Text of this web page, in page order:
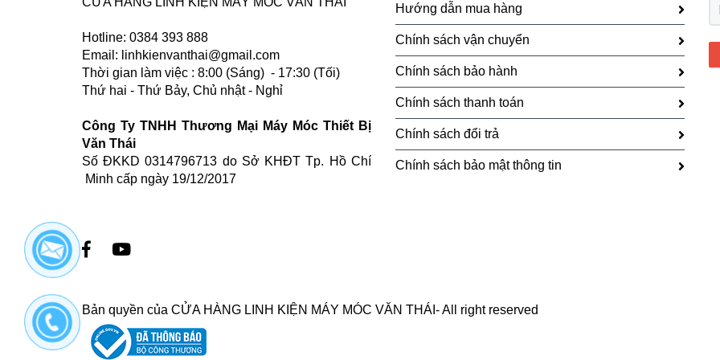
Hotline: 0384 393 888
Email: linhkienvanthai@gmail.com
Thời gian làm việc : 8:00 (Sáng) - 17:30 (Tối)
Thứ hai - Thứ Bảy, Chủ nhật - Nghỉ
Công Ty TNHH Thương Mại Máy Móc Thiết Bị
Văn Thái
Số ĐKKD 0314796713 do Sở KHĐT Tp. Hồ Chí
Minh cấp ngày 19/12/2017
Hướng dẫn mua hàng
Chính sách vận chuyển
Chính sách bảo hành
Chính sách thanh toán
Chính sách đổi trả
Chính sách bảo mật thông tin
Bản quyền của CỬA HÀNG LINH KIỆN MÁY MÓC VĂN THÁI- All right reserved